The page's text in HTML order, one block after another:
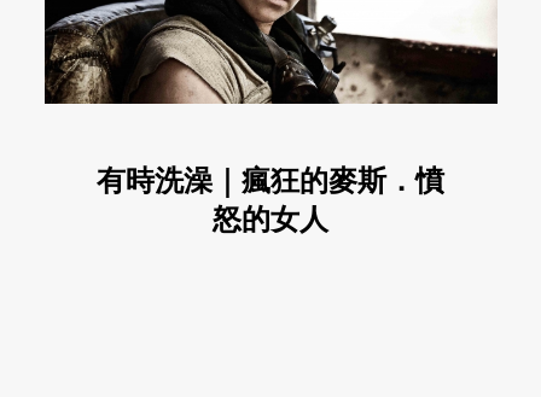
有時洗澡｜瘋狂的麥斯．憤
怒的女人